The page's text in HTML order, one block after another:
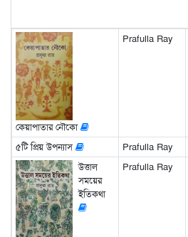
কেয়াপাতার নৌকো
Prafulla Ray
৫টি প্রিয় উপন্যাস Prafulla Ray
উত্তাল
সময়ের
ইতিকথা
Prafulla Ray